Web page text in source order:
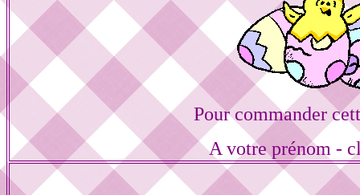
Pour commander
A votre prénom -